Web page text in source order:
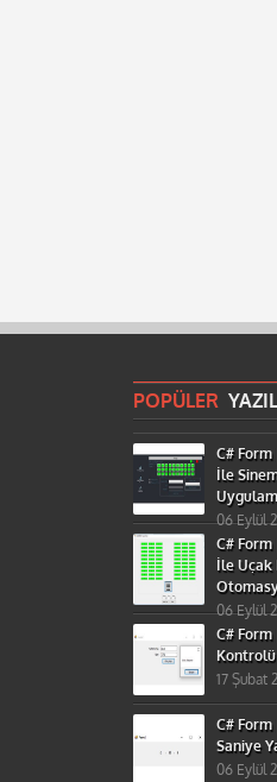
POPÜLER
C# Form
İle
06 Eylül
C# Form
İle Uçak
06 Eylül
C# Form
Kontrolü
17 Şubat
C#
Saniye
06 Eylül